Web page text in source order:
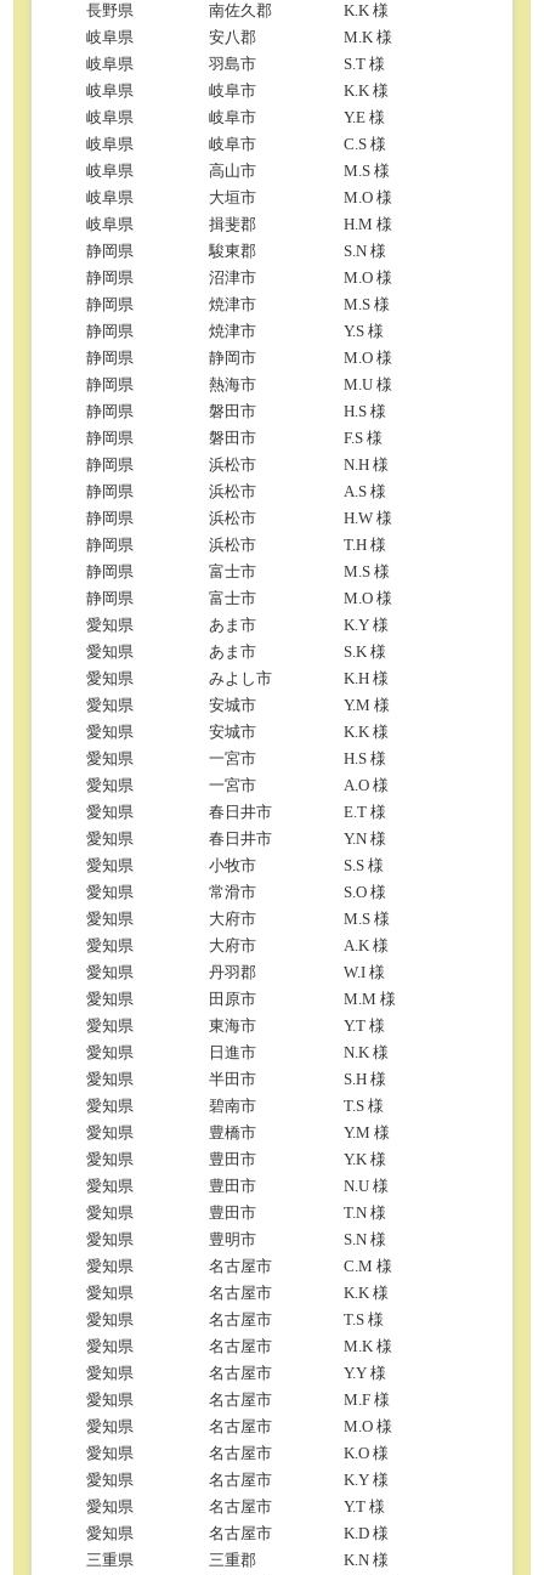
長野県 南佐久郡
K.K 様
岐阜県
安八郡
M.K 様
岐阜県
羽島市
S.T 様
岐阜県
岐阜市
K.K 様
岐阜県
岐阜市
Y.E 様
岐阜県
岐阜市
C.S 様
岐阜県
高山市
M.S 様
岐阜県
大垣市
M.O 様
岐阜県
揖斐郡
H.M 様
静岡県
駿東郡
S.N 様
静岡県
沼津市
M.O 様
静岡県
焼津市
M.S 様
静岡県
焼津市
Y.S 様
静岡県
静岡市
M.O 様
静岡県
熱海市
M.U 様
静岡県
磐田市
H.S 様
静岡県
磐田市
F.S 様
静岡県
浜松市
N.H 様
静岡県
浜松市
A.S 様
静岡県
浜松市
H.W 様
静岡県
浜松市
T.H 様
静岡県
富士市
M.S 様
静岡県
富士市
M.O 様
愛知県
あま市
K.Y 様
愛知県
あま市
S.K 様
愛知県
みよし市
K.H 様
愛知県
安城市
Y.M 様
愛知県
安城市
K.K 様
愛知県
一宮市
H.S 様
愛知県
一宮市
A.O 様
愛知県
春日井市
E.T 様
愛知県
春日井市
Y.N 様
愛知県
小牧市
S.S 様
愛知県
常滑市
S.O 様
愛知県
大府市
M.S 様
愛知県
大府市
A.K 様
愛知県
丹羽郡
W.I 様
愛知県
田原市
M.M 様
愛知県
東海市
Y.T 様
愛知県
日進市
N.K 様
愛知県
半田市
S.H 様
愛知県
碧南市
T.S 様
愛知県
豊橋市
Y.M 様
愛知県
豊田市
Y.K 様
愛知県
豊田市
N.U 様
愛知県
豊田市
T.N 様
愛知県
豊明市
S.N 様
愛知県
名古屋市
C.M 様
愛知県
名古屋市
K.K 様
愛知県
名古屋市
T.S 様
愛知県
名古屋市
M.K 様
愛知県
名古屋市
Y.Y 様
愛知県
名古屋市
M.F 様
愛知県
名古屋市
M.O 様
愛知県
名古屋市
K.O 様
愛知県
名古屋市
K.Y 様
愛知県
名古屋市
Y.T 様
愛知県
名古屋市
K.D 様
三重県
三重郡
K.N 様